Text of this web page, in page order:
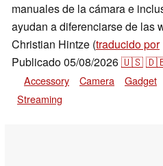
manuales de la cámara e
ayudan a diferenciarse de las
Christian Hintze (traducido por
Publicado05/08/2026🇺🇸
Accessory Camera Gadget
Streaming